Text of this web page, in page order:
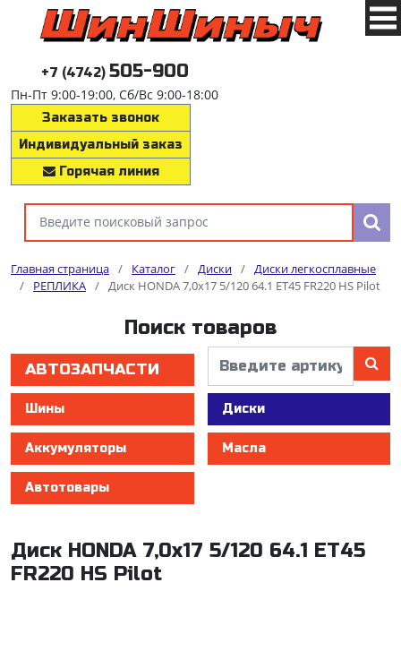
+7 (4742) 505-900
Пн-Пт 9:00-19:00, Сб/Вс 9:00-18:00
Заказать звонок
Индивидуальный заказ
Горячая линия
Главная страница / Каталог / Диски / Диски легкосплавные
/
РЕПЛИКА / Диск HONDA 7,0x17 5/120 64.1 ET45 FR220 HS Pilot
Поиск товаров
АВТОЗАПЧАСТИ
Шины Диски
Аккумуляторы Масла
Автотовары
Диск HONDA 7,0x17 5/120 64.1 ET45
FR220 HS Pilot